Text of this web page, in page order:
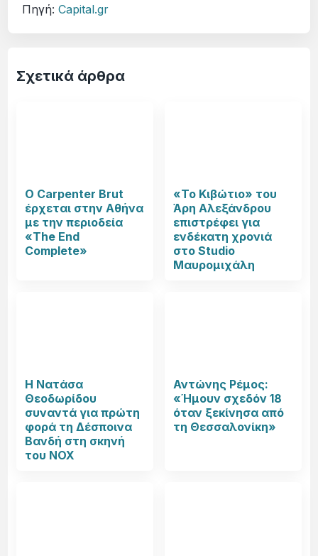
Πηγή:Capital.gr
Σχετικά άρθρα
Ο Carpenter Brut
έρχεται στην Αθήνα
με την περιοδεία
«The End
Complete»
«Το Κιβώτιο» του
Άρη Αλεξάνδρου
επιστρέφει για
ενδέκατη χρονιά
στο Studio
Μαυρομιχάλη
Η Νατάσα
Θεοδωρίδου
συναντά για πρώτη
φορά τη Δέσποινα
Βανδή στη σκηνή
του NOX
Αντώνης Ρέμος:
«Ήμουν σχεδόν 18
όταν ξεκίνησα από
τη Θεσσαλονίκη»